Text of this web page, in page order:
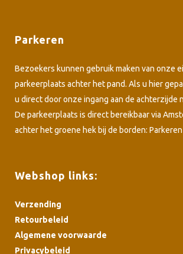
Parkeren
Bezoekers kunnen gebruik maken van onze
parkeerplaats achter het pand. Als u hier
u direct door onze ingang aan de achterzijde
De parkeerplaats is direct bereikbaar via
achter het groene hek bij de borden:
Webshop links:
Verzending
Retourbeleid
Algemene voorwaarde
Privacybeleid